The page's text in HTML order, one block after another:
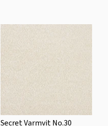
Secret Varmvit No.30